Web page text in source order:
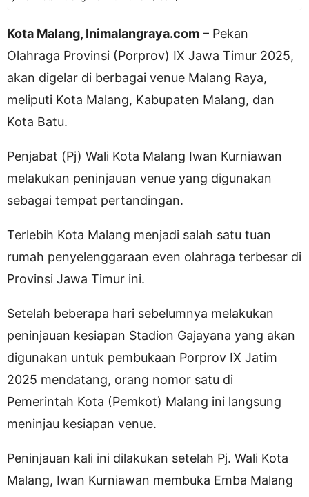
Kota Malang, Inimalangraya.com – Pekan
Olahraga Provinsi (Porprov) IX Jawa Timur 2025,
akan digelar di berbagai venue Malang Raya,
meliputi Kota Malang, Kabupaten Malang, dan
Kota Batu.
Penjabat (Pj) Wali Kota Malang Iwan Kurniawan
melakukan peninjauan venue yang digunakan
sebagai tempat pertandingan.
Terlebih Kota Malang menjadi salah satu tuan
rumah penyelenggaraan even olahraga terbesar di
Provinsi Jawa Timur ini.
Setelah beberapa hari sebelumnya melakukan
peninjauan kesiapan Stadion Gajayana yang akan
digunakan untuk pembukaan Porprov IX Jatim
2025 mendatang, orang nomor satu di
Pemerintah Kota (Pemkot) Malang ini langsung
meninjau kesiapan venue.
Peninjauan kali ini dilakukan setelah Pj. Wali Kota
Malang, Iwan Kurniawan membuka Emba Malang